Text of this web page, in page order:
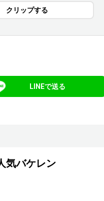
クリップする
LINEで送る
気バケレン